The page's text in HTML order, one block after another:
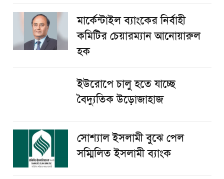
মার্কেন্টাইল ব্যাংকের নির্বাহী
কমিটির চেয়ারম্যান আনোয়ারুল
হক
ইউরোপে চালু হতে যাচ্ছে
বৈদ্যুতিক উড়োজাহাজ
সোশ্যাল ইসলামী বুঝে পেল
সম্মিলিত ইসলামী ব্যাংক